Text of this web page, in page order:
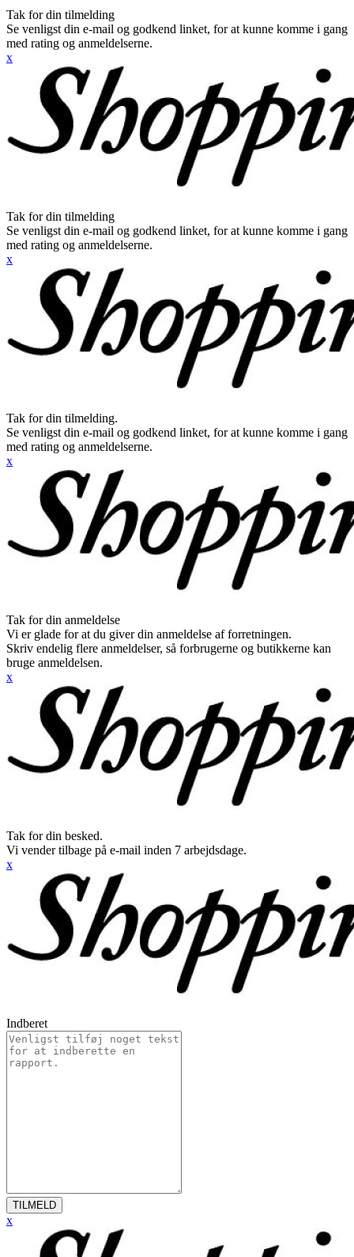
Tak for din tilmelding
Se venligst din e-mail og godkend linket, for at kunne komme i gang
med rating og anmeldelserne.
x
Tak for din tilmelding
Se venligst din e-mail og godkend linket, for at kunne komme i gang
med rating og anmeldelserne.
x
Tak for din tilmelding.
Se venligst din e-mail og godkend linket, for at kunne komme i gang
med rating og anmeldelserne.
x
Tak for din anmeldelse
Vi er glade for at du giver din anmeldelse af forretningen.
Skriv endelig flere anmeldelser, så forbrugerne og butikkerne kan
bruge anmeldelsen.
x
Tak for din besked.
Vi vender tilbage på e-mail inden 7 arbejdsdage.
x
Indberet
TILMELD
x